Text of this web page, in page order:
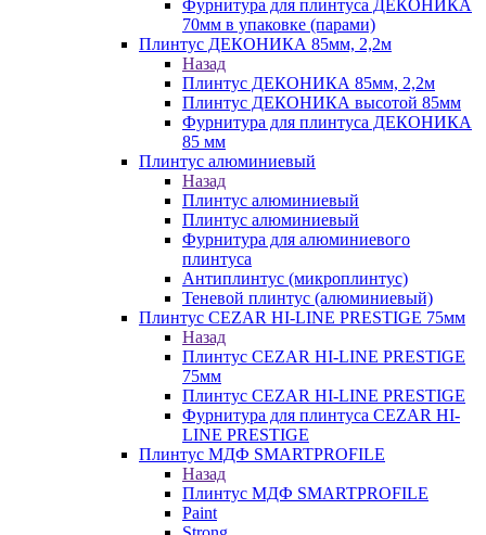
Фурнитура для плинтуса ДЕКОНИКА
70мм в упаковке (парами)
Плинтус ДЕКОНИКА 85мм, 2,2м
Назад
Плинтус ДЕКОНИКА 85мм, 2,2м
Плинтус ДЕКОНИКА высотой 85мм
Фурнитура для плинтуса ДЕКОНИКА
85 мм
Плинтус алюминиевый
Назад
Плинтус алюминиевый
Плинтус алюминиевый
Фурнитура для алюминиевого
плинтуса
Антиплинтус (микроплинтус)
Теневой плинтус (алюминиевый)
Плинтус CEZAR HI-LINE PRESTIGE 75мм
Назад
Плинтус CEZAR HI-LINE PRESTIGE
75мм
Плинтус CEZAR HI-LINE PRESTIGE
Фурнитура для плинтуса CEZAR HI-
LINE PRESTIGE
Плинтус МДФ SMARTPROFILE
Назад
Плинтус МДФ SMARTPROFILE
Paint